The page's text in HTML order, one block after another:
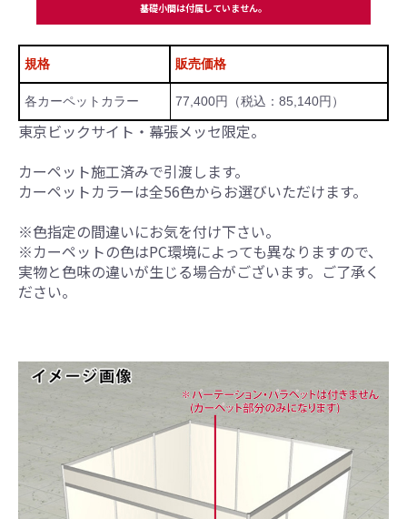
基礎小間は付属していません。
規格 販売価格
各カーペットカラー 77,400円（税込：85,140円）
東京ビックサイト・幕張メッセ限定。
カーペット施工済みで引渡します。
カーペットカラーは全56色からお選びいただけます。
※色指定の間違いにお気を付け下さい。
※カーペットの色はPC環境によっても異なりますので、
実物と色味の違いが生じる場合がございます。ご了承く
ださい。